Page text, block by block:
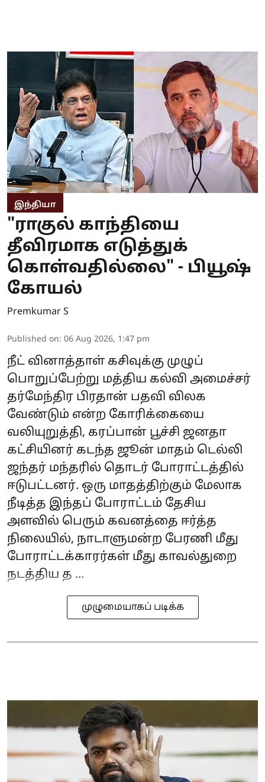
இந்தியா
"ராகுல் காந்தியை
தீவிரமாக எடுத்துக்
கொள்வதில்லை" - பியூஷ்
கோயல்
Premkumar S
Published on: 06 Aug 2026, 1:47 pm
நீட் வினாத்தாள் கசிவுக்கு முழுப்
பொறுப்பேற்று மத்திய கல்வி அமைச்சர்
தர்மேந்திர பிரதான் பதவி விலக
வேண்டும் என்ற கோரிக்கையை
வலியுறுத்தி, கரப்பான் பூச்சி ஜனதா
கட்சியினர் கடந்த ஜூன் மாதம் டெல்லி
ஜந்தர் மந்தரில் தொடர் போராட்டத்தில்
ஈடுபட்டனர். ஒரு மாதத்திற்கும் மேலாக
நீடித்த இந்தப் போராட்டம் தேசிய
அளவில் பெரும் கவனத்தை ஈர்த்த
நிலையில், நாடாளுமன்ற பேரணி மீது
போராட்டக்காரர்கள் மீது காவல்துறை
நடத்திய த ...
முழுமையாகப் படிக்க